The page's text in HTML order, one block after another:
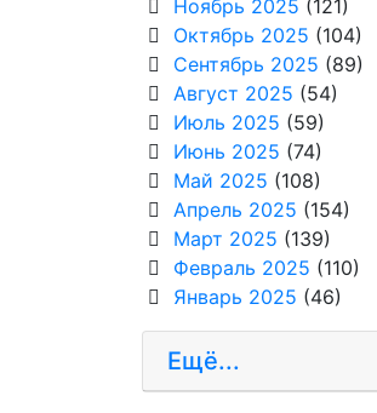
Ноябрь 2025 (121)
Октябрь 2025 (104)
Сентябрь 2025 (89)
Август 2025 (54)
Июль 2025 (59)
Июнь 2025 (74)
Май 2025 (108)
Апрель 2025 (154)
Март 2025 (139)
Февраль 2025 (110)
Январь 2025 (46)
Ещё...